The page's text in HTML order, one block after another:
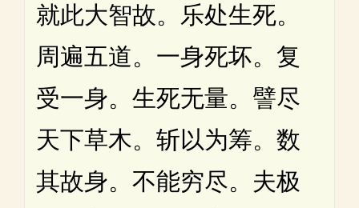
就此大智故。乐处生死。
周遍五道。一身死坏。复
受一身。生死无量。譬尽
天下草木。斩以为筹。数
其故身。不能穷尽。夫极